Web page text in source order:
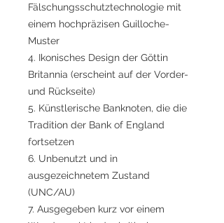
Fälschungsschutztechnologie mit
einem hochpräzisen Guilloche-
Muster
4. Ikonisches Design der Göttin
Britannia (erscheint auf der Vorder-
und Rückseite)
5. Künstlerische Banknoten, die die
Tradition der Bank of England
fortsetzen
6. Unbenutzt und in
ausgezeichnetem Zustand
(UNC/AU)
7. Ausgegeben kurz vor einem